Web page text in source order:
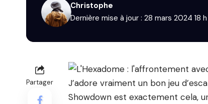
Dernière mise à jour : 28 mars 2024 18
Christophe
Partager
J’adore vraiment un bon jeu
Showdown est exactement cela,